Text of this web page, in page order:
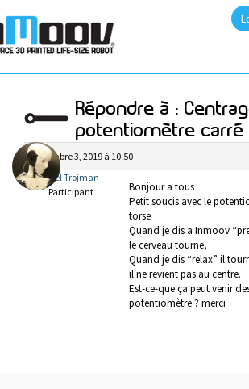
Répondre à :
potentiomètre carré
décembre 3, 2019 à 10:50
michel Trojman
Participant
Bonjour a tous
Petit soucis avec le
torse
Quand je dis a Inmoov
le cerveau tourne,
Quand je dis “relax” il
il ne revient pas au centre.
Est-ce-que ça peut venir
potentiomètre ? merci